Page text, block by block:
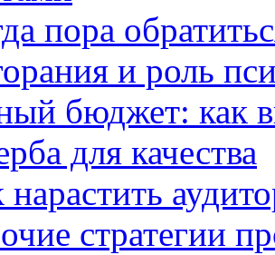
пора
и роль
бюджет: как
для качества
нарастить
стратегии